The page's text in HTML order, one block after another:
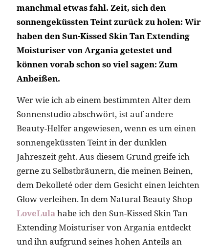
manchmal etwas fahl. Zeit, sich den
sonnengeküssten Teint zurück zu holen: Wir
haben den Sun-Kissed Skin Tan Extending
Moisturiser von Argania getestet und
können vorab schon so viel sagen: Zum
Anbeißen.
Wer wie ich ab einem bestimmten Alter dem
Sonnenstudio abschwört, ist auf andere
Beauty-Helfer angewiesen, wenn es um einen
sonnengeküssten Teint in der dunklen
Jahreszeit geht. Aus diesem Grund greife ich
gerne zu Selbstbräunern, die meinen Beinen,
dem Dekolleté oder dem Gesicht einen leichten
Glow verleihen. In dem Natural Beauty Shop
LoveLulahabe ich den Sun-Kissed Skin Tan
Extending Moisturiser von Argania entdeckt
und ihn aufgrund seines hohen Anteils an